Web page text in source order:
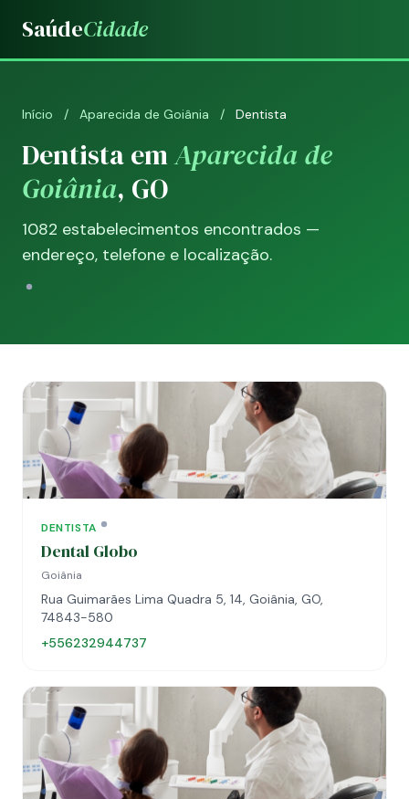
SaúdeCidade
Início / Aparecida de Goiânia / Dentista
Dentista emAparecida de
Goiânia, GO
1082 estabelecimentos encontrados —
endereço, telefone e localização.
DENTISTA
Dental Globo
Goiânia
Rua Guimarães Lima Quadra 5, 14, Goiânia, GO,
74843-580
+556232944737